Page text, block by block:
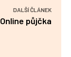
DALŠÍ ČLÁNEK
Online půjčka